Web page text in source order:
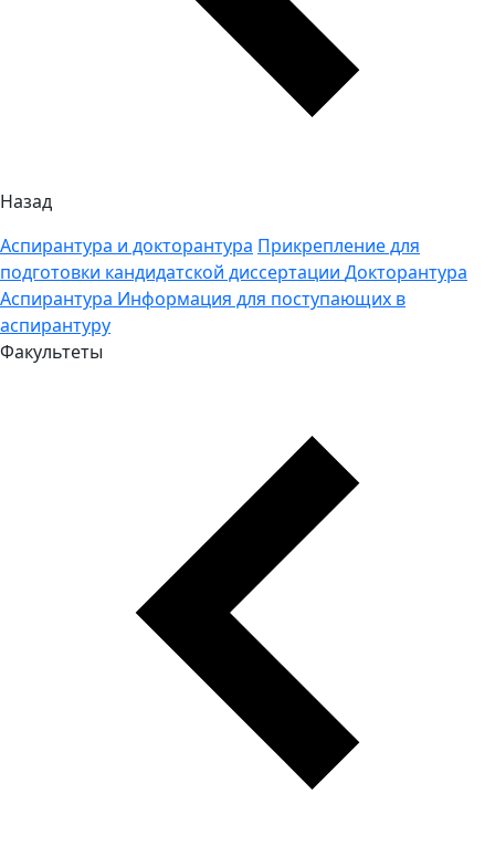
Назад
Аспирантура и докторантура Прикрепление для
подготовки кандидатской диссертации Докторантура
Аспирантура Информация для поступающих в
аспирантуру
Факультеты